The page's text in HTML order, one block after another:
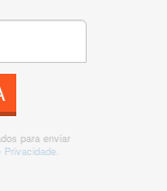
para enviar
Privacidade.